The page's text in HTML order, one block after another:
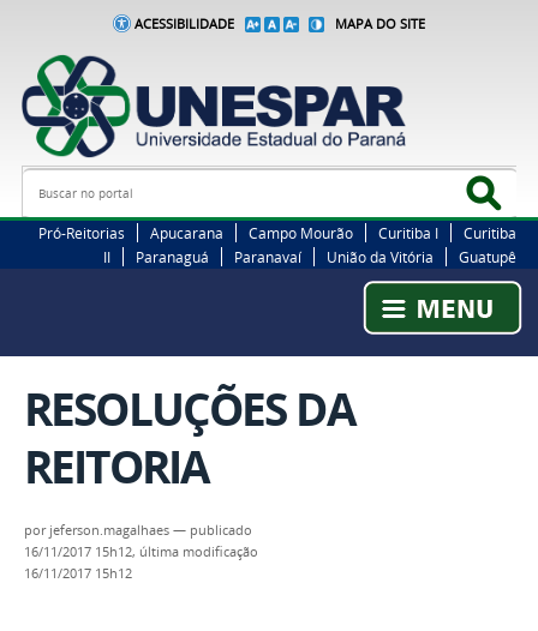
ACESSIBILIDADE MAPA DO SITE
Busca
Pró-Reitorias Apucarana Campo Mourão Curitiba I
Curitiba
II
Paranaguá Paranavaí União da Vitória Guatupê
RESOLUÇÕES DA
REITORIA
por jeferson.magalhaes — publicado
16/11/2017 15h12, última modificação
16/11/2017 15h12